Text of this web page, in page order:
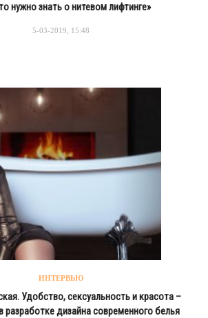
нужно знать о нитевом лифтинге»
5-03-2019, 15:48
ИНТЕРВЬЮ
Удобство, сексуальность и красота –
разработке дизайна современного белья